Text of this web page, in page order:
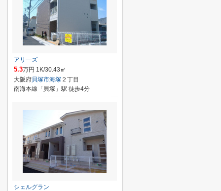
アリ―ズ
5.3万円 1K/30.43㎡
大阪府貝塚市海塚 ２丁目
南海本線「貝塚」駅 徒歩4分
シェルグラン